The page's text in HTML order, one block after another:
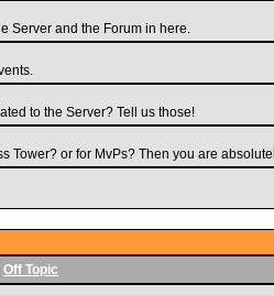
Server and the Forum in here.
to the Server? Tell us those!
Tower? or for MvPs? Then you are
Off Topic